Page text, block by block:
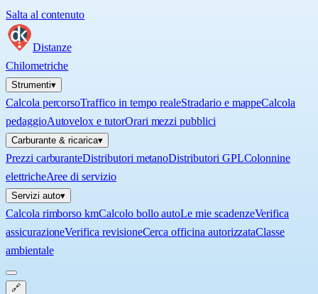
Salta al contenuto
Distanze
Chilometriche
Strumenti▾
Calcola percorsoTraffico in tempo realeStradario e mappeCalcola
pedaggioAutovelox e tutorOrari mezzi pubblici
Carburante & ricarica▾
Prezzi carburanteDistributori metanoDistributori GPLColonnine
elettricheAree di servizio
Servizi auto▾
Calcola rimborso kmCalcolo bollo autoLe mie scadenzeVerifica
assicurazioneVerifica revisioneCerca officina autorizzataClasse
ambientale
🔗